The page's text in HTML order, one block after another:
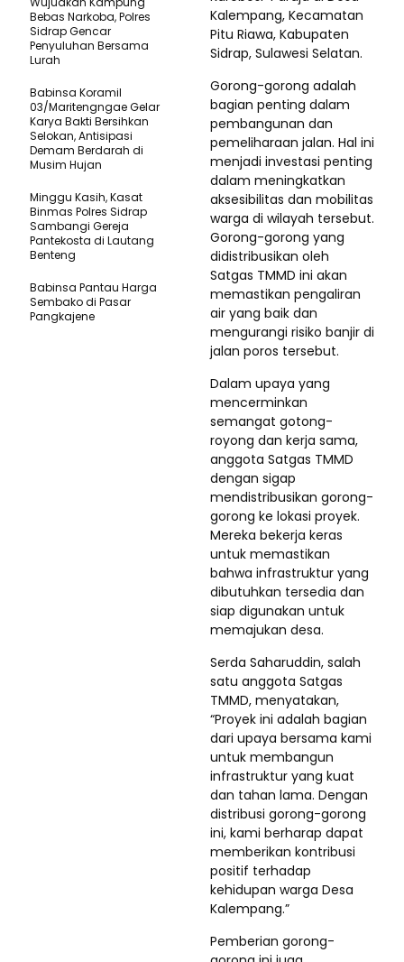
Kalempang, Kecamatan
Pitu Riawa, Kabupaten
Sidrap, Sulawesi Selatan.
Gorong-gorong adalah
bagian penting dalam
pembangunan dan
pemeliharaan jalan. Hal ini
menjadi investasi penting
dalam meningkatkan
aksesibilitas dan mobilitas
warga di wilayah tersebut.
Gorong-gorong yang
didistribusikan oleh
Satgas TMMD ini akan
memastikan pengaliran
air yang baik dan
mengurangi risiko banjir di
jalan poros tersebut.
Dalam upaya yang
mencerminkan
semangat gotong-
royong dan kerja sama,
anggota Satgas TMMD
dengan sigap
mendistribusikan gorong-
gorong ke lokasi proyek.
Mereka bekerja keras
untuk memastikan
bahwa infrastruktur yang
dibutuhkan tersedia dan
siap digunakan untuk
memajukan desa.
Serda Saharuddin, salah
satu anggota Satgas
TMMD, menyatakan,
“Proyek ini adalah bagian
dari upaya bersama kami
untuk membangun
infrastruktur yang kuat
dan tahan lama. Dengan
distribusi gorong-gorong
ini, kami berharap dapat
memberikan kontribusi
positif terhadap
kehidupan warga Desa
Kalempang.”
Pemberian gorong-
Bebas Narkoba, Polres
Sidrap Gencar
Penyuluhan Bersama
Lurah
Babinsa Koramil
03/Maritengngae Gelar
Karya Bakti Bersihkan
Selokan, Antisipasi
Demam Berdarah di
Musim Hujan
Minggu Kasih, Kasat
Binmas Polres Sidrap
Sambangi Gereja
Pantekosta di Lautang
Benteng
Babinsa Pantau Harga
Sembako di Pasar
Pangkajene